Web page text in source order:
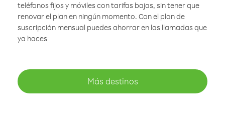
teléfonos fijos y móviles con tarifas bajas, sin tener que
renovar el plan en ningún momento. Con el plan de
suscripción mensual puedes ahorrar en las llamadas que
ya haces
Más destinos